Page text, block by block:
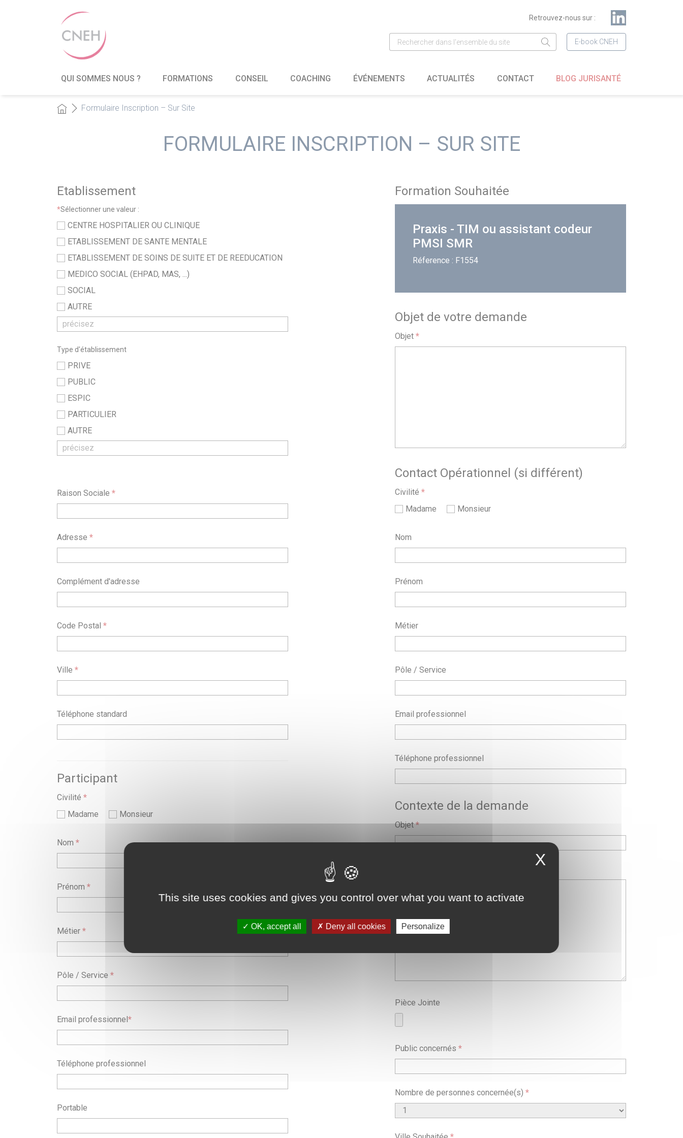
Retrouvez-nous sur :
E-book CNEH
QUI SOMMES NOUS ? FORMATIONS CONSEIL COACHING ÉVÉNEMENTS ACTUALITÉS CONTACT BLOG JURISANTÉ
Formulaire Inscription – Sur Site
FORMULAIRE INSCRIPTION – SUR SITE
Etablissement
*Sélectionner une valeur :
CENTRE HOSPITALIER OU CLINIQUE
ETABLISSEMENT DE SANTE MENTALE
ETABLISSEMENT DE SOINS DE SUITE ET DE REEDUCATION
MEDICO SOCIAL (EHPAD, MAS, ...)
SOCIAL
AUTRE
Type d'établissement
PRIVE
PUBLIC
ESPIC
PARTICULIER
AUTRE
Raison Sociale *
Adresse *
Complément d'adresse
Code Postal *
Ville *
Téléphone standard
Participant
Civilité *
Madame
Monsieur
Nom *
Prénom *
Métier *
Pôle / Service *
Email professionnel*
Téléphone professionnel
Portable
Formation Souhaitée
Praxis - TIM ou assistant codeur
PMSI SMR
Réference : F1554
Objet de votre demande
Objet *
Contact Opérationnel (si différent)
Civilité *
Madame
Monsieur
Nom
Prénom
Métier
Pôle / Service
Email professionnel
Téléphone professionnel
Contexte de la demande
Objet*
Pièce Jointe
Public concernés *
Nombre de personnes concernée(s) *
X
This site uses cookies and gives you control over what you want to activate
OK, accept all Deny all cookies Personalize